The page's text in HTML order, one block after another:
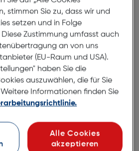
besticht durch ihr stylisches
Farbgebung. Dank der
leicht zu finden und verleiht
Etwas. Egal, ob beim
der U-Bahn, mit dieser
Blicke auf dich. Lass dich von
Look verzaubern und geniesse
stimmen Sie zu, dass wir und
setzen und in Folge
Zustimmung umfasst auch
an von uns
(EU-Raum und USA).
haben Sie die
auszuwählen, die für Sie
Informationen finden Sie
Alle Cookies
akzeptieren